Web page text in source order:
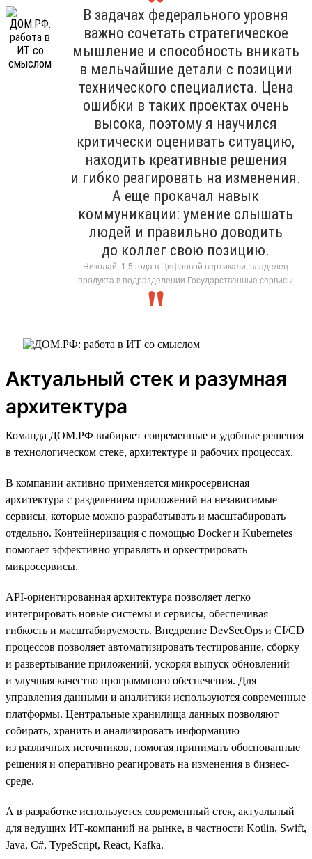
В задачах федерального уровня
важно сочетать стратегическое
мышление и способность вникать
в мельчайшие детали с позиции
технического специалиста. Цена
ошибки в таких проектах очень
высока, поэтому я научился
критически оценивать ситуацию,
находить креативные решения
и гибко реагировать на изменения.
А еще прокачал навык
коммуникации: умение слышать
людей и правильно доводить
до коллег свою позицию.
Николай, 1,5 года в Цифровой вертикали, владелец
продукта в подразделении Государственные сервисы
Актуальный стек и разумная
архитектура
Команда ДОМ.РФ выбирает современные и удобные решения
в технологическом стеке, архитектуре и рабочих процессах.
В компании активно применяется микросервисная
архитектура с разделением приложений на независимые
сервисы, которые можно разрабатывать и масштабировать
отдельно. Контейнеризация с помощью Docker и Kubernetes
помогает эффективно управлять и оркестрировать
микросервисы.
API-ориентированная архитектура позволяет легко
интегрировать новые системы и сервисы, обеспечивая
гибкость и масштабируемость. Внедрение DevSecOps и CI/CD
процессов позволяет автоматизировать тестирование, сборку
и развертывание приложений, ускоряя выпуск обновлений
и улучшая качество программного обеспечения. Для
управления данными и аналитики используются современные
платформы. Центральные хранилища данных позволяют
собирать, хранить и анализировать информацию
из различных источников, помогая принимать обоснованные
решения и оперативно реагировать на изменения в бизнес-
среде.
А в разработке используется современный стек, актуальный
для ведущих ИТ-компаний на рынке, в частности Kotlin, Swift,
Java, C#, TypeScript, React, Kafka.